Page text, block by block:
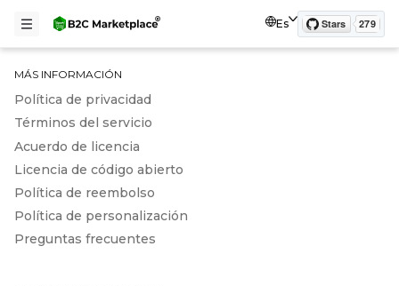
Es
MÁS INFORMACIÓN
Política de privacidad
Términos del servicio
Acuerdo de licencia
Licencia de código abierto
Política de reembolso
Política de personalización
Preguntas frecuentes